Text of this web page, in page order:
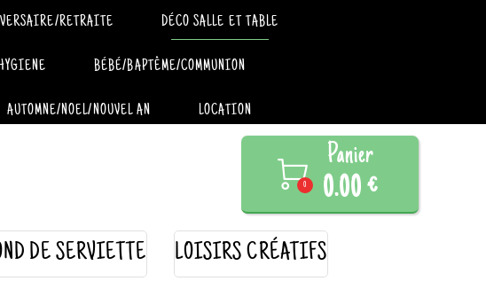
RETRAITE DÉCO SALLE ET TABLE
BÉBÉ/BAPTÊME/COMMUNION
AUTOMNE/NOEL/NOUVEL AN LOCATION

0
Panier
0.00 €
DE SERVIETTE LOISIRS CRÉATIFS